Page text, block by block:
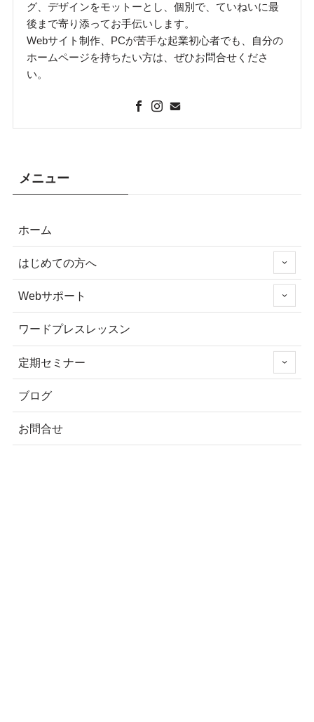
グ、デザインをモットーとし、個別で、ていねいに最
後まで寄り添ってお手伝いします。
Webサイト制作、PCが苦手な起業初心者でも、自分の
ホームページを持ちたい方は、ぜひお問合せくださ
い。
メニュー
ホーム
はじめての方へ
Webサポート
ワードプレスレッスン
定期セミナー
ブログ
お問合せ